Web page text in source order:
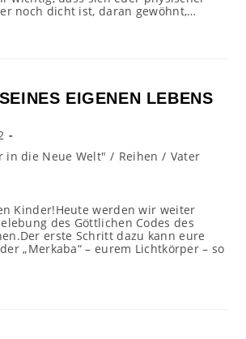
noch dicht ist, daran gewöhnt,…
EIGENEN LEBENS
in die Neue Welt" / Reihen / Vater
Kinder!Heute werden wir weiter
des Göttlichen Codes des
erste Schritt dazu kann eure
„Merkaba“ – eurem Lichtkörper – so